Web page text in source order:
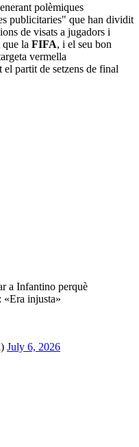
polèmiques
publicitaries" que han dividit
de visats a jugadors i
la FIFA, i el seu bon
vermella
el partit de setzens de final
a Infantino perquè
«Era injusta»
July 6, 2026